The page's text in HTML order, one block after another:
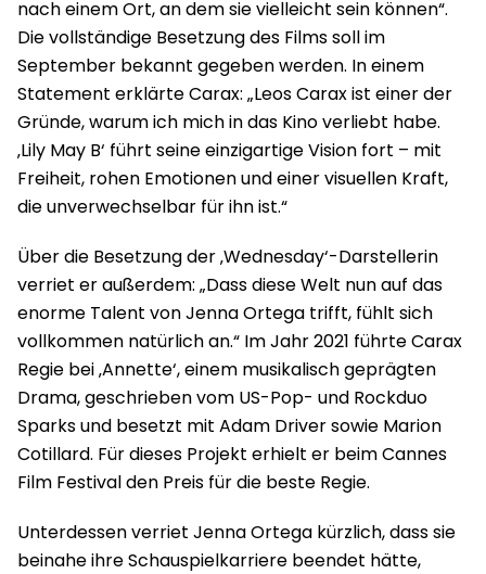
nach einem Ort, an dem sie vielleicht sein können“.
Die vollständige Besetzung des Films soll im
September bekannt gegeben werden. In einem
Statement erklärte Carax: „Leos Carax ist einer der
Gründe, warum ich mich in das Kino verliebt habe.
‚Lily May B‘ führt seine einzigartige Vision fort – mit
Freiheit, rohen Emotionen und einer visuellen Kraft,
die unverwechselbar für ihn ist.“
Über die Besetzung der ‚Wednesday‘-Darstellerin
verriet er außerdem: „Dass diese Welt nun auf das
enorme Talent von Jenna Ortega trifft, fühlt sich
vollkommen natürlich an.“ Im Jahr 2021 führte Carax
Regie bei ‚Annette‘, einem musikalisch geprägten
Drama, geschrieben vom US-Pop- und Rockduo
Sparks und besetzt mit Adam Driver sowie Marion
Cotillard. Für dieses Projekt erhielt er beim Cannes
Film Festival den Preis für die beste Regie.
Unterdessen verriet Jenna Ortega kürzlich, dass sie
beinahe ihre Schauspielkarriere beendet hätte,